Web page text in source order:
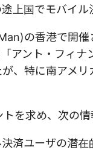
上国でモバイル
の香港で開
アント・フィ
、特に南アメ
を求め、次の情
済ユーザの潜